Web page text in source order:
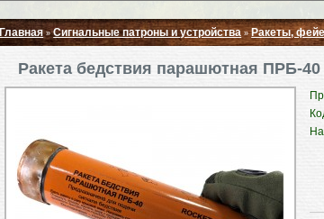
Главная»Сигнальные патроны и устройства »Ракеты,
Ракета бедствия парашютная ПРБ-40